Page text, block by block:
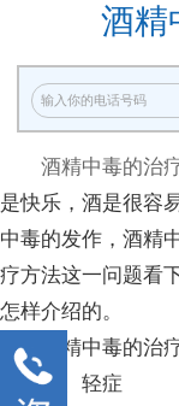
酒精
酒精中毒的治
是快乐，酒是很容
中毒的发作，酒精
疗方法这一问题看
怎样介绍的。
酒精中毒的治
一、轻症